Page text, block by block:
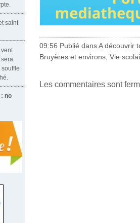
saint
no
09:56 Publié dansA découvrir
Bruyères et environs Vie
Les commentaires sont